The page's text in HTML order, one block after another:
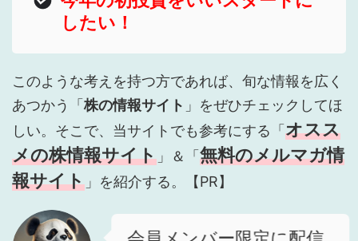
したい！
このような考えを持つ方であれば、旬な情報を広く
あつかう「 株の情報サイト 」をぜひチェックしてほ
しい。そこで、当サイトでも参考にする「 オスス
メの株情報サイト 」＆「 無料のメルマガ情
報サイト 」を紹介する。【PR】